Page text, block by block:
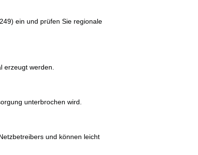
ein und prüfen Sie regionale
erzeugt werden.
unterbrochen wird.
und können leicht